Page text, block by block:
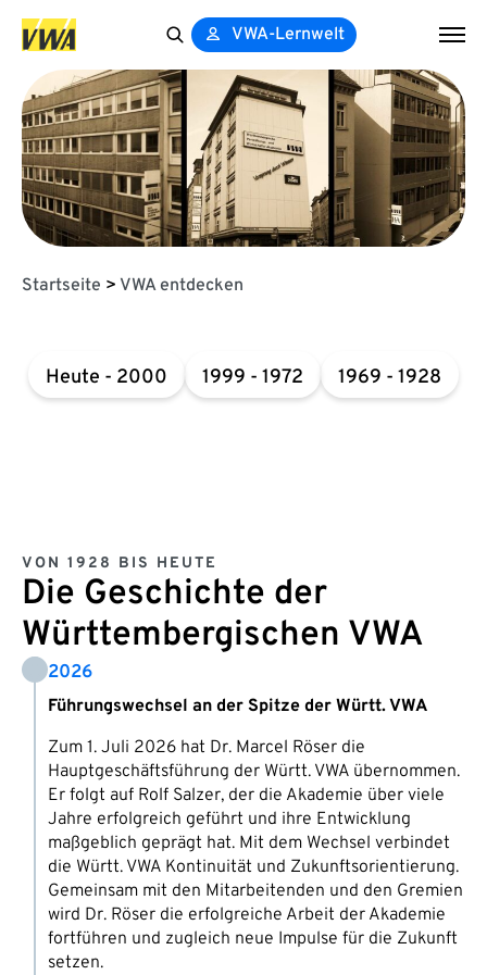
for:
VWA-Lernwelt
Startseite > VWA entdecken
Heute - 2000 1999 - 1972 1969 - 1928
VON 1928 BIS HEUTE
Die Geschichte der
Württembergischen VWA
2026
Führungswechsel an der Spitze der Württ. VWA
Zum 1. Juli 2026 hat Dr. Marcel Röser die
Hauptgeschäftsführung der Württ. VWA übernommen.
Er folgt auf Rolf Salzer, der die Akademie über viele
Jahre erfolgreich geführt und ihre Entwicklung
maßgeblich geprägt hat. Mit dem Wechsel verbindet
die Württ. VWA Kontinuität und Zukunftsorientierung.
Gemeinsam mit den Mitarbeitenden und den Gremien
wird Dr. Röser die erfolgreiche Arbeit der Akademie
fortführen und zugleich neue Impulse für die Zukunft
setzen.